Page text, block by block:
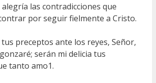
las contradicciones que
por seguir fielmente a Cristo.
preceptos ante los reyes, Señor,
serán mi delicia tus
tanto amo1.